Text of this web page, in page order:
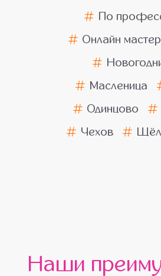
По
Онлайн
Масленица
Одинцово
Чехов
Наши